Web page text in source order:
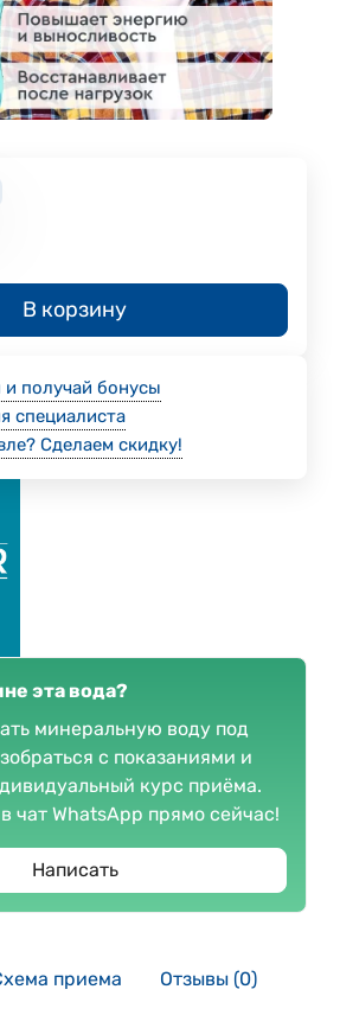
В корзину
и получай бонусы
специалиста
Сделаем скидку!
эта вода?
минеральную воду под
с показаниями и
курс приёма.
чат WhatsApp прямо сейчас!
Написать
приема Отзывы (0)